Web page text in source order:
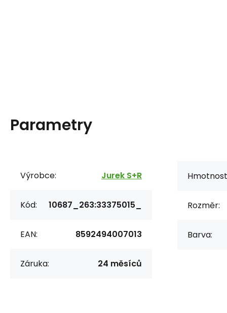
Parametry
Výrobce: Jurek S+R
Kód: 10687_263:33375015_
EAN: 8592494007013
Záruka: 24 měsíců
Rozměr:
Barva: